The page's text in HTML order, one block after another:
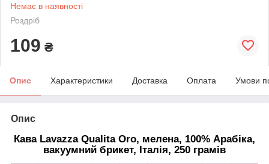
Немає в наявності
Роздріб
109 ₴
Опис Характеристики Доставка Оплата Умови
Опис
Кава Lavazza Qualita Oro, мелена, 100% Арабіка,
вакуумний брикет, Італія, 250 грамів